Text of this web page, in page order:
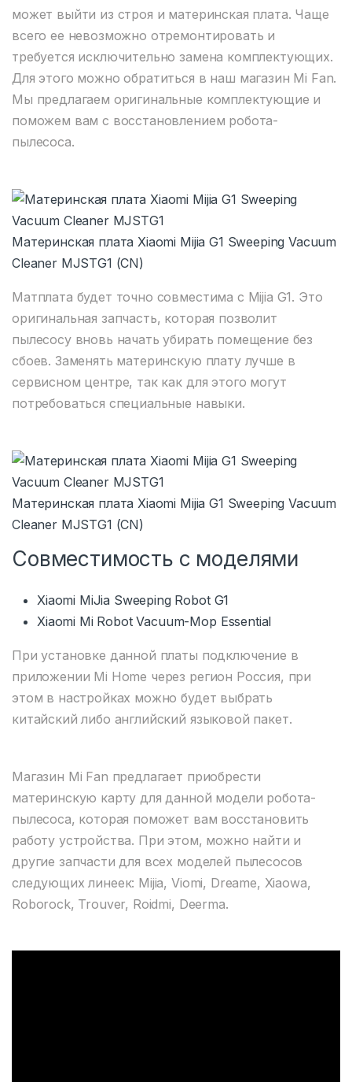
может выйти из строя и материнская плата. Чаще
всего ее невозможно отремонтировать и
требуется исключительно замена комплектующих.
Для этого можно обратиться в наш магазин Mi Fan.
Мы предлагаем оригинальные комплектующие и
поможем вам с восстановлением робота-
пылесоса.
Материнская плата Xiaomi Mijia G1 Sweeping Vacuum
Cleaner MJSTG1 (CN)
Матплата будет точно совместима с Mijia G1. Это
оригинальная запчасть, которая позволит
пылесосу вновь начать убирать помещение без
сбоев. Заменять материнскую плату лучше в
сервисном центре, так как для этого могут
потребоваться специальные навыки.
Материнская плата Xiaomi Mijia G1 Sweeping Vacuum
Cleaner MJSTG1 (CN)
Совместимость с моделями
Xiaomi MiJia Sweeping Robot G1
Xiaomi Mi Robot Vacuum-Mop Essential
При установке данной платы подключение в
приложении Mi Home через регион Россия, при
этом в настройках можно будет выбрать
китайский либо английский языковой пакет.
Магазин Mi Fan предлагает приобрести
материнскую карту для данной модели робота-
пылесоса, которая поможет вам восстановить
работу устройства. При этом, можно найти и
другие запчасти для всех моделей пылесосов
следующих линеек: Mijia, Viomi, Dreame, Xiaowa,
Roborock, Trouver, Roidmi, Deerma.